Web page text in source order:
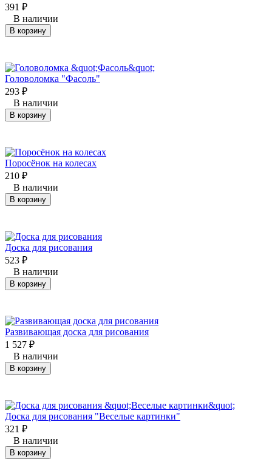
391 ₽
В наличии
В корзину
Головоломка "Фасоль"
293 ₽
В наличии
В корзину
Поросёнок на колесах
210 ₽
В наличии
В корзину
Доска для рисования
523 ₽
В наличии
В корзину
Развивающая доска для рисования
1 527 ₽
В наличии
В корзину
Доска для рисования "Веселые картинки"
321 ₽
В наличии
В корзину